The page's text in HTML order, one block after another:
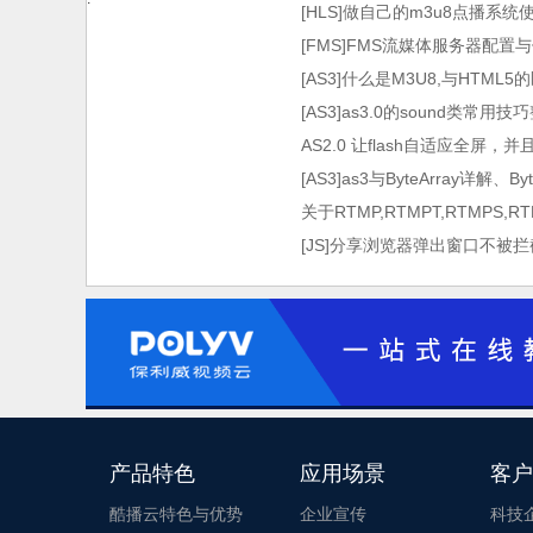
[HLS]做自己的m3u8点播系统
术）
[FMS]FMS流媒体服务器配置
[AS3]什么是M3U8,与HTML5
[AS3]as3.0的sound类常用技巧
AS2.0 让flash自适应全屏，并
[AS3]as3与ByteArray详解、
关于
[JS]分享浏览器弹出窗口不被
产品特色
酷播云特色与优势
应用场景
企业宣传
客
科技